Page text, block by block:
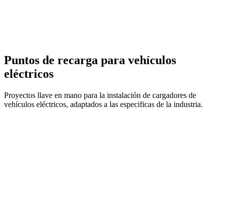
Puntos de recarga para vehículos
eléctricos
Proyectos llave en mano para la instalación de cargadores de
vehículos eléctricos, adaptados a las especificas de la industria.